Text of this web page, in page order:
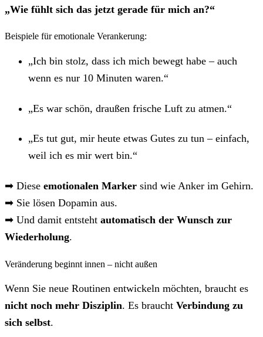
„Wie fühlt sich das jetzt gerade für mich an?“
Beispiele für emotionale Verankerung:
„Ich bin stolz, dass ich mich bewegt habe – auch
wenn es nur 10 Minuten waren.“
„Es war schön, draußen frische Luft zu atmen.“
„Es tut gut, mir heute etwas Gutes zu tun – einfach,
weil ich es mir wert bin.“
➡ Diese emotionalen Marker sind wie Anker im Gehirn.
➡ Sie lösen Dopamin aus.
➡ Und damit entsteht automatisch der Wunsch zur
Wiederholung.
Veränderung beginnt innen – nicht außen
Wenn Sie neue Routinen entwickeln möchten, braucht es
nicht noch mehr Disziplin. Es braucht Verbindung zu
sich selbst.